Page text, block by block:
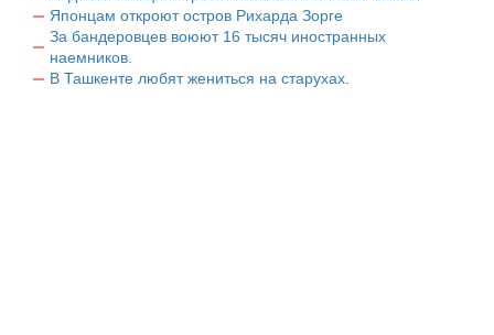
Японцам откроют остров Рихарда Зорге
За бандеровцев воюют 16 тысяч иностранных
наемников.
В Ташкенте любят жениться на старухах.